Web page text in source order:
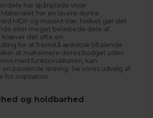
har spånplade visse
har en lavere styrke
MDF og massivt træ, hvilket gør det
eller meget belastede dele af
kræver det ofte en
for at fremstå æstetisk tiltalende.
at maksimere deres budget uden
med funktionaliteten, kan
passende løsning. Se vores udvalg af
for inspiration.
og holdbarhed